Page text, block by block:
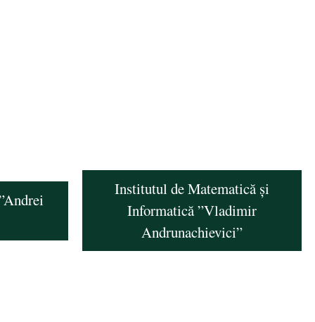
Institutul de Matematică și
Informatică ”Vladimir
Andrunachievici”